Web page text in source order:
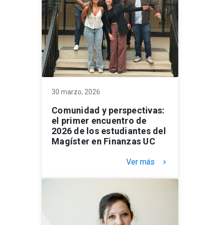
30 marzo, 2026
Comunidad y perspectivas:
el primer encuentro de
2026 de los estudiantes del
Magíster en Finanzas UC
Ver más keyboard_arrow_right